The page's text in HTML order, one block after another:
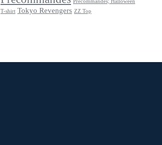
Précommandes; Halloween
T-shirt Tokyo Revengers ZZ Top